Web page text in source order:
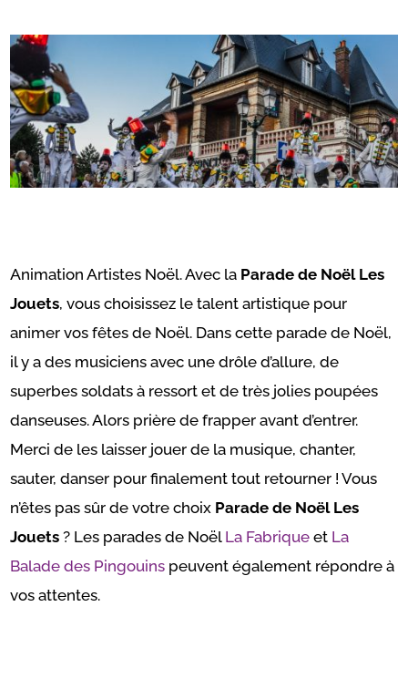
Animation Artistes Noël. Avec la Parade de Noël Les
Jouets, vous choisissez le talent artistique pour
animer vos fêtes de Noël. Dans cette parade de Noël,
il y a des musiciens avec une drôle d’allure, de
superbes soldats à ressort et de très jolies poupées
danseuses. Alors prière de frapper avant d’entrer.
Merci de les laisser jouer de la musique, chanter,
sauter, danser pour finalement tout retourner ! Vous
n’êtes pas sûr de votre choix Parade de Noël Les
Jouets ? Les parades de Noël La Fabrique et La
Balade des Pingouins peuvent également répondre à
vos attentes.